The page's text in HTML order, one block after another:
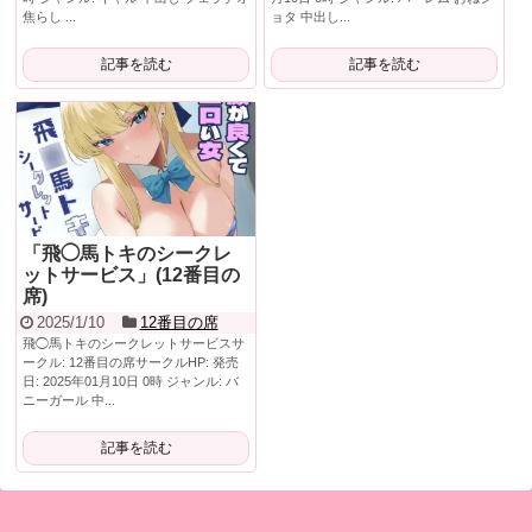
焦らし ...
記事を読む
ョタ 中出し...
記事を読む
「飛◯馬トキのシークレ
ットサービス」(12番目の
席)
2025/1/10 12番目の席
飛◯馬トキのシークレットサービスサ
ークル: 12番目の席サークルHP: 発売
日: 2025年01月10日 0時 ジャンル: バ
ニーガール 中...
記事を読む